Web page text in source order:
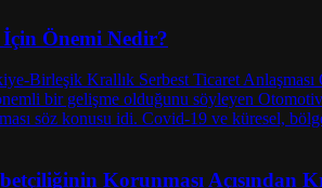
Önemi Nedir?
Korunması Açısından